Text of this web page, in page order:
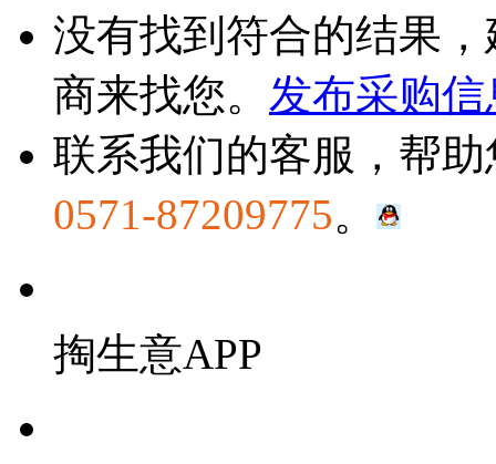
没有找到符合的结果
商来找您。 发布采购信
联系我们的客服，帮
0571-87209775。
掏生意APP